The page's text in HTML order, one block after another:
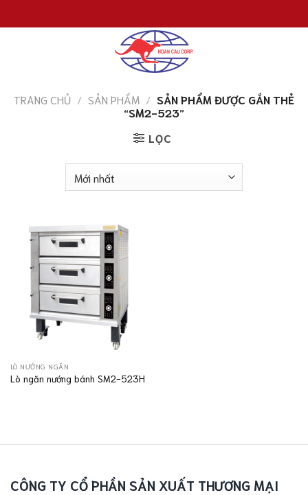
đến
TRANG CHỦ / SẢN PHẨM / SẢN PHẨM ĐƯỢC GẮN THẺ
“SM2-523”
LỌC
LÒ NƯỚNG NGĂN
Lò ngăn nướng bánh SM2-523H
CÔNG TY CỔ PHẦN SẢN XUẤT THƯƠNG MẠI